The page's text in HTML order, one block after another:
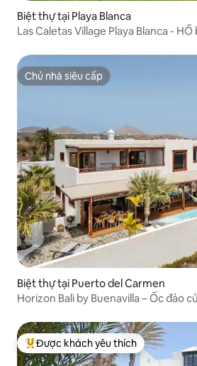
Biệt thự tại Playa Blanca
Las Caletas Village Playa Blanca -
Chủ nhà siêu cấp
Chủ nhà siêu cấp
Biệt thự tại Puerto del Carmen
Horizon Bali by Buenavilla – Ốc đảo
Được khách yêu thích nhất
Được khách yêu thích